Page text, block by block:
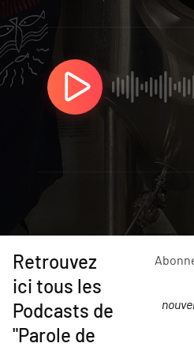
Retrouvez
ici tous les
Podcasts de
"Parole de